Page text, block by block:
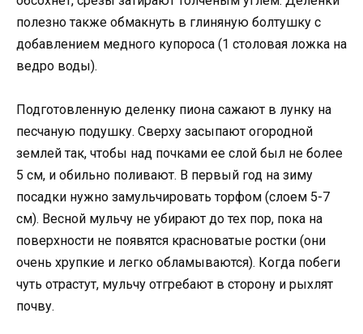
полезно также обмакнуть в глиняную болтушку с
добавлением медного купороса (1 столовая ложка на
ведро воды).
Подготовленную деленку пиона сажают в лунку на
песчаную подушку. Сверху засыпают огородной
землей так, чтобы над почками ее слой был не более
5 см, и обильно поливают. В первый год на зиму
посадки нужно замульчировать торфом (слоем 5-7
см). Весной мульчу не убирают до тех пор, пока на
поверхности не появятся красноватые ростки (они
очень хрупкие и легко обламываются). Когда побеги
чуть отрастут, мульчу отгребают в сторону и рыхлят
почву.